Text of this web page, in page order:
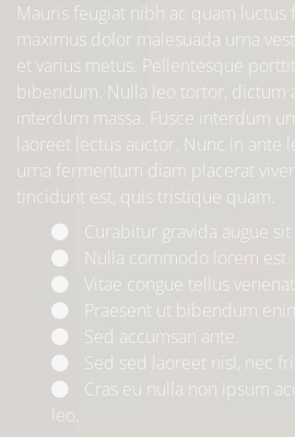
Mauris feugiat nibh ac quam luctus
maximus dolor malesuada urna
et varius metus. Pellentesque
bibendum. Nulla leo tortor, dictum
interdum massa. Fusce interdum
laoreet lectus auctor. Nunc in ante
urna fermentum diam placerat
tincidunt est, quis tristique quam.
Curabitur gravida augue
Nulla commodo lorem est.
Vitae congue tellus
Praesent ut bibendum
Sed accumsan ante.
Sed sed laoreet nisl, nec
Cras eu nulla non ipsum
leo.